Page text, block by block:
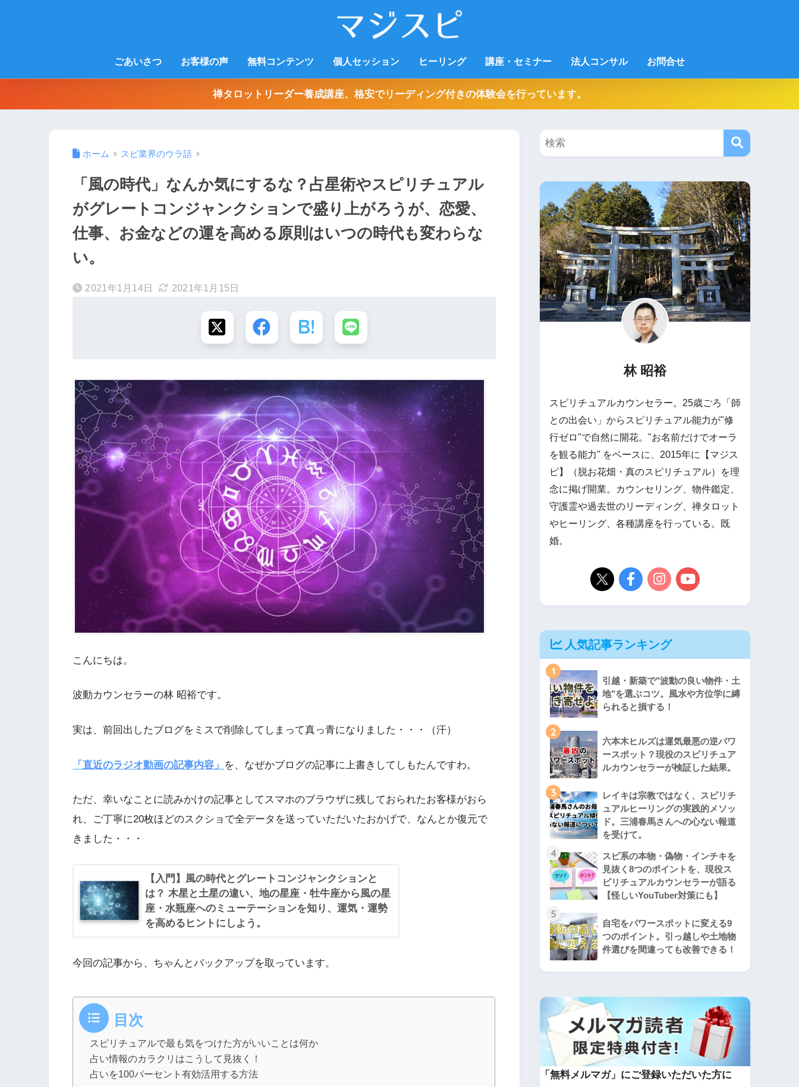
ごあいさつ お客様の声 無料コンテンツ 個人セッション ヒーリング 講座・セミナー 法人コンサル お問合せ
禅タロットリーダー養成講座、格安でリーディング付きの体験会を行っています。
ホーム スピ業界のウラ話
「風の時代」なんか気にするな？占星術やスピリチュアル
がグレートコンジャンクションで盛り上がろうが、恋愛、
仕事、お金などの運を高める原則はいつの時代も変わらな
い。
2021年1月14日 2021年1月15日
こんにちは。
波動カウンセラーの林 昭裕です。
実は、前回出したブログをミスで削除してしまって真っ青になりました・・・（汗）
「直近のラジオ動画の記事内容」 を、なぜかブログの記事に上書きしてしもたんですわ。
ただ、幸いなことに読みかけの記事としてスマホのブラウザに残しておられたお客様がおら
れ、ご丁寧に20枚ほどのスクショで全データを送っていただいたおかげで、なんとか復元で
きました・・・
【入門】風の時代とグレートコンジャンクションと
は？ 木星と土星の違い、地の星座・牡牛座から風の星
座・水瓶座へのミューテーションを知り、運気・運勢
を高めるヒントにしよう。
今回の記事から、ちゃんとバックアップを取っています。
目次
スピリチュアルで最も気をつけた方がいいことは何か
占い情報のカラクリはこうして見抜く！
占いを100パーセント有効活用する方法
林 昭裕
スピリチュアルカウンセラー。25歳ごろ「師
との出会い」からスピリチュアル能力が"修
行ゼロ"で自然に開花。"お名前だけでオーラ
を観る能力" をベースに、2015年に【マジス
ピ】（脱お花畑・真のスピリチュアル）を理
念に掲げ開業。カウンセリング、物件鑑定、
守護霊や過去世のリーディング、禅タロット
やヒーリング、各種講座を行っている。既
婚。
人気記事ランキング
1
引越・新築で"波動の良い物件・土
地"を選ぶコツ。風水や方位学に縛
られると損する！
2
六本木ヒルズは運気最悪の逆パワ
ースポット？現役のスピリチュア
ルカウンセラーが検証した結果。
3
レイキは宗教ではなく、スピリチ
ュアルヒーリングの実践的メソッ
ド。三浦春馬さんへの心ない報道
を受けて。
4
スピ系の本物・偽物・インチキを
見抜く8つのポイントを、現役ス
ピリチュアルカウンセラーが語る
【怪しいYouTuber対策にも】
5
自宅をパワースポットに変える9
つのポイント。引っ越しや土地物
件選びを間違っても改善できる！
「無料メルマガ」にご登録いただいた方に